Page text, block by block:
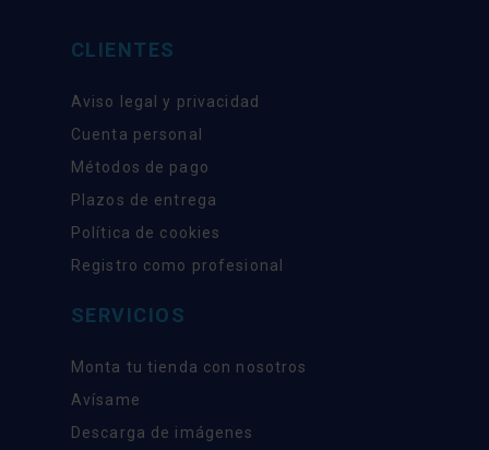
CLIENTES
Aviso legal y privacidad
Cuenta personal
Métodos de pago
Plazos de entrega
Política de cookies
Registro como profesional
SERVICIOS
Monta tu tienda con nosotros
Avísame
Descarga de imágenes